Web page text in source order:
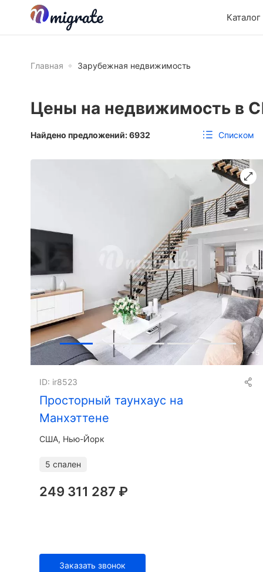
Главная Зарубежная недвижимость
Цены на недвижимость в
Найдено предложений:6932 Списком
+5
Просторный таунхаус на
Манхэттене
ID: ir8523
США, Нью-Йорк
5 спален
249 311 287 ₽
Заказать звонок